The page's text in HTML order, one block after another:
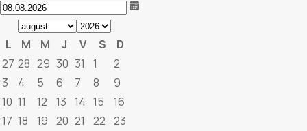
L M M J V S
D
27 28 29 30 31 1
2
3
4 5 6 7 8
9
10 11 12 13 14 15
16
17 18 19 20 21 22 23